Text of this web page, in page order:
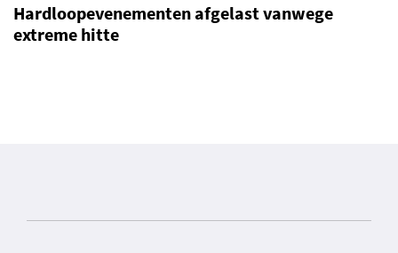
Hardloopevenementen afgelast vanwege
extreme hitte